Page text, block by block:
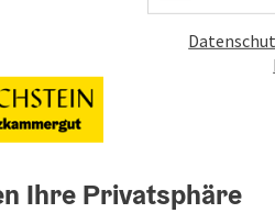
Ihre Privatsphäre